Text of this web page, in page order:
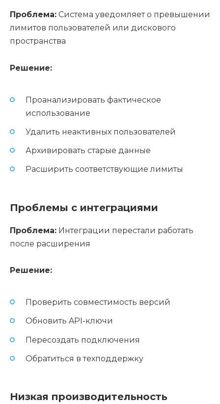
Проблема: Система уведомляет о превышении
лимитов пользователей или дискового
пространства
Решение:
Проанализировать фактическое
использование
Удалить неактивных пользователей
Архивировать старые данные
Расширить соответствующие лимиты
Проблемы с интеграциями
Проблема: Интеграции перестали работать
после расширения
Решение:
Проверить совместимость версий
Обновить API-ключи
Пересоздать подключения
Обратиться в техподдержку
Низкая производительность